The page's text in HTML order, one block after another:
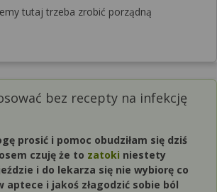
tutaj trzeba zrobić porządną
bez recepty na infekcję
prosić i pomoc obudziłam się dziś
czuję że to zatoki niestety
i do lekarza się nie wybiorę co
aptece i jakoś złagodzić sobie ból